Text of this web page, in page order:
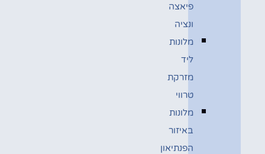
פיאצה
ונציה
מלונות
ליד
מזרקת
טרווי
מלונות
באיזור
הפנתיאון